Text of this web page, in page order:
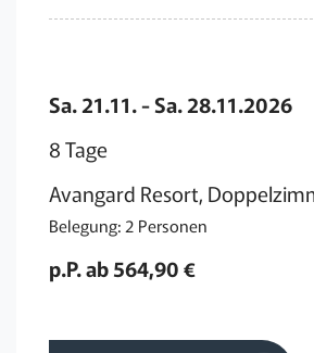
Sa. 21.11. - Sa. 28.11.2026
8 Tage
Avangard Resort,
Belegung: 2 Personen
p.P. ab 564,90 €